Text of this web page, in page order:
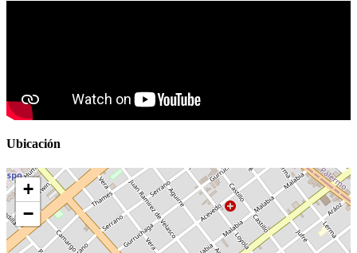
Ubicación
+
−